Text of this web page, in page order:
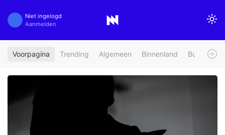
Niet ingelogd
Aanmelden
Voorpagina Trending Algemeen Binnenland Buitenland